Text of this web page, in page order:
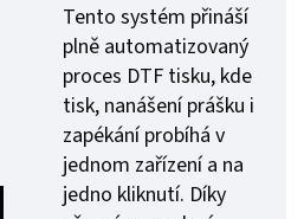
Tento systém přináší
plně automatizovaný
proces DTF tisku, kde
tisk, nanášení prášku i
zapékání probíhá v
jednom zařízení a na
jedno kliknutí. Díky